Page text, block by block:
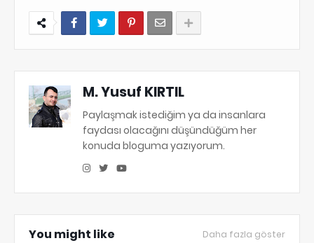
M. Yusuf KIRTIL
Paylaşmak istediğim ya da insanlara
faydası olacağını düşündüğüm her
konuda bloguma yazıyorum.
You might like Daha fazla göster